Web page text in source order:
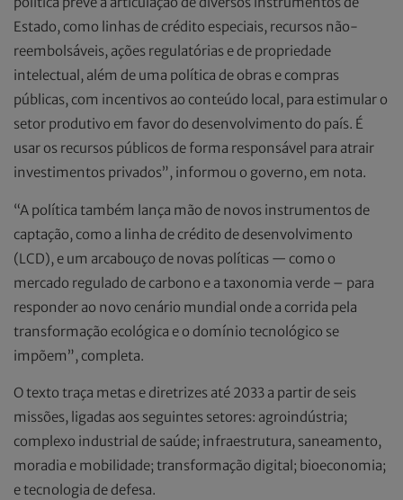
Estado, como linhas de crédito especiais, recursos não-
reembolsáveis, ações regulatórias e de propriedade
intelectual, além de uma política de obras e compras
públicas, com incentivos ao conteúdo local, para estimular o
setor produtivo em favor do desenvolvimento do país. É
usar os recursos públicos de forma responsável para atrair
investimentos privados”, informou o governo, em nota.
“A política também lança mão de novos instrumentos de
captação, como a linha de crédito de desenvolvimento
(LCD), e um arcabouço de novas políticas — como o
mercado regulado de carbono e a taxonomia verde – para
responder ao novo cenário mundial onde a corrida pela
transformação ecológica e o domínio tecnológico se
impõem”, completa.
O texto traça metas e diretrizes até 2033 a partir de seis
missões, ligadas aos seguintes setores: agroindústria;
complexo industrial de saúde; infraestrutura, saneamento,
moradia e mobilidade; transformação digital; bioeconomia;
e tecnologia de defesa.